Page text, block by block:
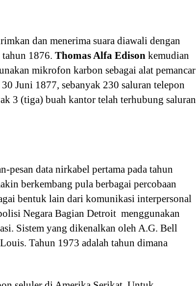
dan menerima suara diawali dengan
tahun 1876. Thomas Alfa Edison kemudian
mikrofon karbon sebagai alat pemancar
Juni 1877, sebanyak 230 saluran telepon
3 (tiga) buah kantor telah terhubung saluran
pesan data nirkabel pertama pada tahun
berkembang pula berbagai percobaan
bentuk lain dari komunikasi interpersonal
Negara Bagian Detroit menggunakan
Sistem yang dikenalkan oleh A.G. Bell
Tahun 1973 adalah tahun dimana